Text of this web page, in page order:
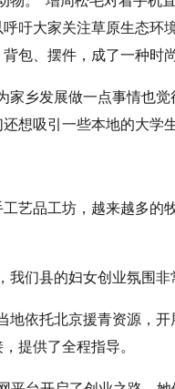
吁大家关注草原生态环
包、摆件，成了一种时
乡发展做一点事情也觉
想吸引一些本地的大学
品工坊，越来越多的
们县的妇女创业氛围非
依托北京援青资源，开
提供了全程指导。